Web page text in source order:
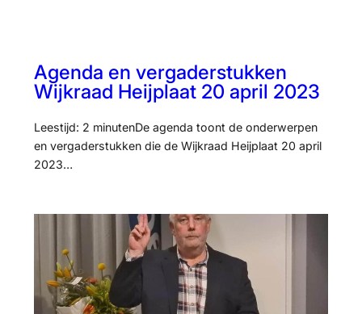
Agenda en vergaderstukken
Wijkraad Heijplaat 20 april 2023
Leestijd: 2 minutenDe agenda toont de onderwerpen
en vergaderstukken die de Wijkraad Heijplaat 20 april
2023…